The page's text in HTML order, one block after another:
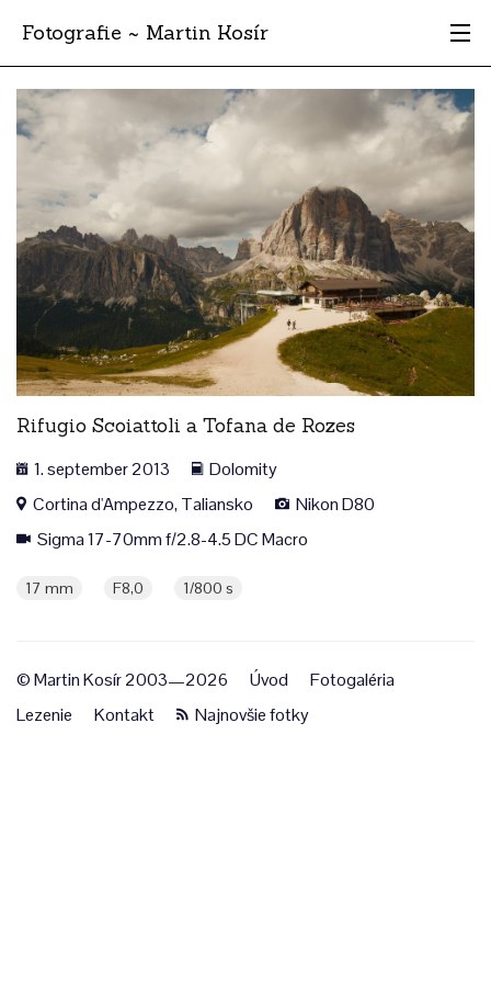
Fotografie ~ Martin Kosír
Moje obľúbené
Albumy
Miesta
Archív
Vyhľadávanie
Rifugio Scoiattoli a Tofana de Rozes
1. september 2013
Dolomity
Cortina d'Ampezzo, Taliansko
Nikon D80
Sigma 17-70mm f/2.8-4.5 DC Macro
17 mm F8,0 1/800 s
© Martin Kosír 2003—2026 Úvod
Fotogaléria
Lezenie
Kontakt Najnovšie fotky